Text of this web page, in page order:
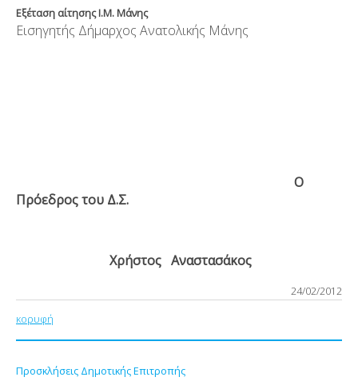
Εξέταση αίτησης Ι.Μ. Μάνης
Εισηγητής Δήμαρχος Ανατολικής Μάνης
Ο
Πρόεδρος του Δ.Σ.
Χρήστος Αναστασάκος
24/02/2012
κορυφή
Προσκλήσεις Δημοτικής Επιτροπής